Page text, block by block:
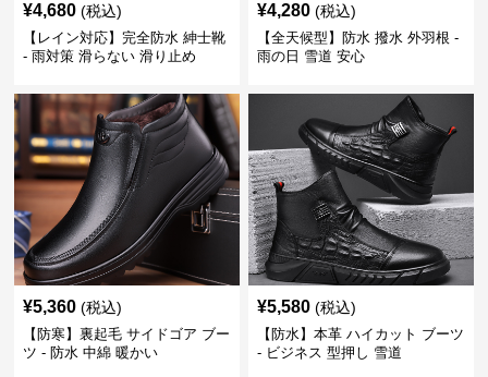
¥4,680 (税込)
【レイン対応】完全防水 紳士靴
- 雨対策 滑らない 滑り止め
¥4,280 (税込)
【全天候型】防水 撥水 外羽根 -
雨の日 雪道 安心
¥5,360 (税込)
【防寒】裏起毛 サイドゴア ブー
ツ - 防水 中綿 暖かい
¥5,580 (税込)
【防水】本革 ハイカット ブーツ
- ビジネス 型押し 雪道